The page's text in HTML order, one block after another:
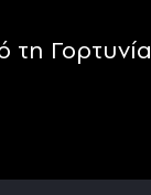
Γορτυνία